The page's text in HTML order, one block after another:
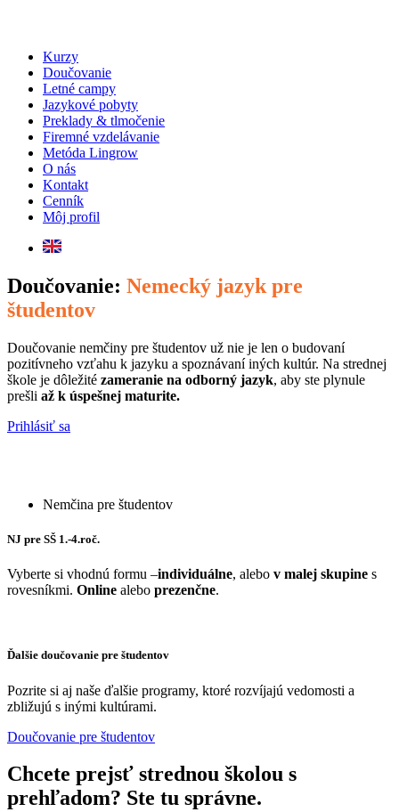
Kurzy
Doučovanie
Letné campy
Jazykové pobyty
Preklady & tlmočenie
Firemné vzdelávanie
Metóda Lingrow
O nás
Kontakt
Cenník
Môj profil
Doučovanie: Nemecký jazyk pre
študentov
Doučovanie nemčiny pre študentov už nie je len o budovaní
pozitívneho vzťahu k jazyku a spoznávaní iných kultúr. Na strednej
škole je dôležité zameranie na odborný jazyk, aby ste plynule
prešli až k úspešnej maturite.
Prihlásiť sa
Nemčina pre študentov
NJ pre SŠ 1.-4.roč.
Vyberte si vhodnú formu –individuálne, alebo v malej skupine s
rovesníkmi. Online alebo prezenčne.
Ďalšie doučovanie pre študentov
Pozrite si aj naše ďalšie programy, ktoré rozvíjajú vedomosti a
zbližujú s inými kultúrami.
Doučovanie pre študentov
Chcete prejsť strednou školou s
prehľadom? Ste tu správne.